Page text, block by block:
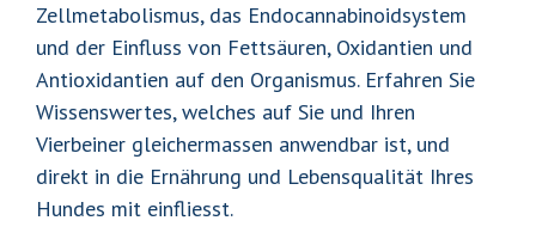
Zellmetabolismus, das Endocannabinoidsystem
und der Einfluss von Fettsäuren, Oxidantien und
Antioxidantien auf den Organismus. Erfahren Sie
Wissenswertes, welches auf Sie und Ihren
Vierbeiner gleichermassen anwendbar ist, und
direkt in die Ernährung und Lebensqualität Ihres
Hundes mit einfliesst.